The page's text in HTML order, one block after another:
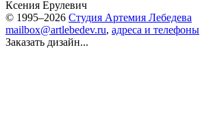
Ксения Ерулевич
© 1995–2026 Студия Артемия Лебедева
mailbox@artlebedev.ru, адреса и телефоны
Заказать дизайн...